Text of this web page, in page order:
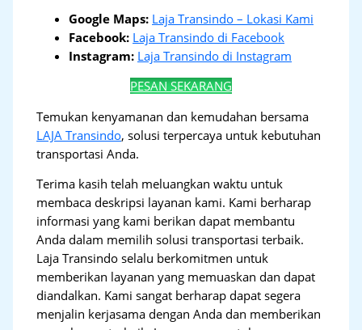
Google Maps: Laja Transindo – Lokasi Kami
Facebook: Laja Transindo di Facebook
Instagram: Laja Transindo di Instagram
PESAN SEKARANG
Temukan kenyamanan dan kemudahan bersama
LAJA Transindo, solusi terpercaya untuk kebutuhan
transportasi Anda.
Terima kasih telah meluangkan waktu untuk
membaca deskripsi layanan kami. Kami berharap
informasi yang kami berikan dapat membantu
Anda dalam memilih solusi transportasi terbaik.
Laja Transindo selalu berkomitmen untuk
memberikan layanan yang memuaskan dan dapat
diandalkan. Kami sangat berharap dapat segera
menjalin kerjasama dengan Anda dan memberikan